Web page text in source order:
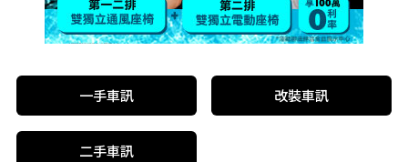
一手車訊 改裝車訊
二手車訊